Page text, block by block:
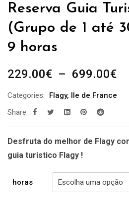
Reserva Guia
(Grupo de 1 até
9 horas
229.00€ – 699.00€
Categories: Flagy, Ile de France
Share:
Desfruta do melhor de Flagy
guia turistico Flagy !
horas